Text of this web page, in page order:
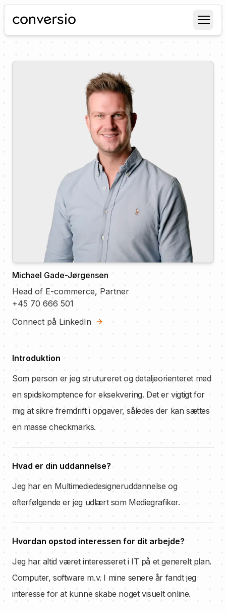
Conversio
Michael Gade-Jørgensen
Head of E-commerce, Partner
+45 70 666 501
Connect på LinkedIn
Introduktion
Som person er jeg strutureret og detaljeorienteret med
en spidskomptence for eksekvering. Det er vigtigt for
mig at sikre fremdrift i opgaver, således der kan sættes
en masse checkmarks.
Hvad er din uddannelse?
Jeg har en Multimediedesigneruddannelse og
efterfølgende er jeg udlært som Mediegrafiker.
Hvordan opstod interessen for dit arbejde?
Jeg har altid været interesseret i IT på et generelt plan.
Computer, software m.v. I mine senere år fandt jeg
interesse for at kunne skabe noget visuelt online.